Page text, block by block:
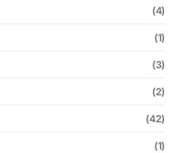
(4)
(1)
(3)
(2)
(42)
(1)